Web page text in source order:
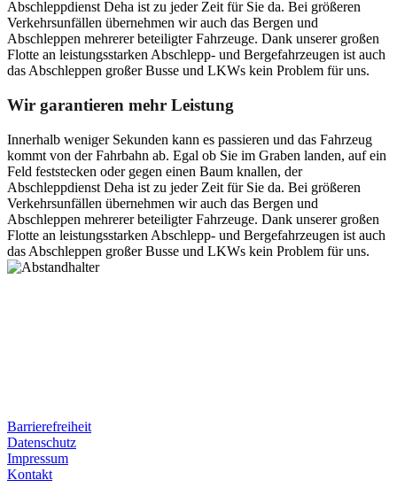
Abschleppdienst Deha ist zu jeder Zeit für Sie da. Bei größeren
Verkehrsunfällen übernehmen wir auch das Bergen und
Abschleppen mehrerer beteiligter Fahrzeuge. Dank unserer großen
Flotte an leistungsstarken Abschlepp- und Bergefahrzeugen ist auch
das Abschleppen großer Busse und LKWs kein Problem für uns.
Wir garantieren mehr Leistung
Innerhalb weniger Sekunden kann es passieren und das Fahrzeug
kommt von der Fahrbahn ab. Egal ob Sie im Graben landen, auf ein
Feld feststecken oder gegen einen Baum knallen, der
Abschleppdienst Deha ist zu jeder Zeit für Sie da. Bei größeren
Verkehrsunfällen übernehmen wir auch das Bergen und
Abschleppen mehrerer beteiligter Fahrzeuge. Dank unserer großen
Flotte an leistungsstarken Abschlepp- und Bergefahrzeugen ist auch
das Abschleppen großer Busse und LKWs kein Problem für uns.
Barrierefreiheit
Datenschutz
Impressum
Kontakt